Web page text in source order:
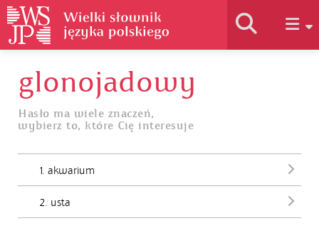
Historia słownika
Jak korzystać
glonojadowy
Hasło ma wiele znaczeń,
wybierz to, które Cię interesuje
1. akwarium
2. usta